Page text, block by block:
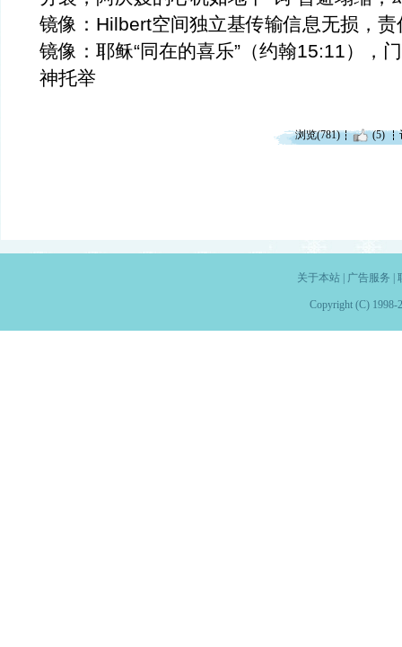
镜像：Hilbert空间独立基传输信息无损，
镜像：耶稣“同在的喜乐”（约翰15:11），
神托举
浏览(781) (5)
关于本站| 广告服务
Copyright (C) 1998-